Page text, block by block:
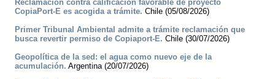
Reclamación contra calificación favorable de proyecto
CopiaPort-E es acogida a trámite. Chile (05/08/2026)
Primer Tribunal Ambiental admite a trámite reclamación que
busca revertir permiso de Copiaport-E. Chile (30/07/2026)
Geopolítica de la sed: el agua como nuevo eje de la
acumulación. Argentina (20/07/2026)